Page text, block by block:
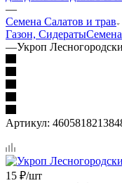
—
Семена Салатов и трав
Газон, Сидераты
—Укроп
Артикул:
15 ₽/шт